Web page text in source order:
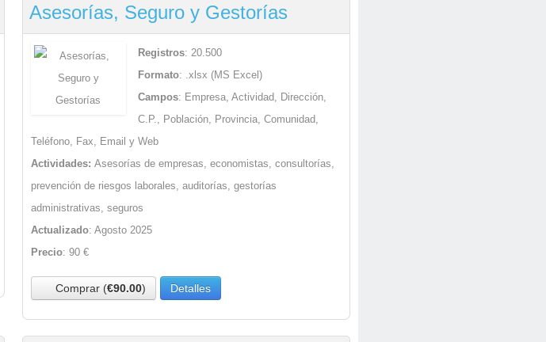
Asesorías, Seguro y Gestorías
Registros: 20.500
Formato: .xlsx (MS Excel)
Campos: Empresa, Actividad, Dirección,
C.P., Población, Provincia, Comunidad,
Teléfono, Fax, Email y Web
Actividades: Asesorías de empresas, economistas, consultorías,
prevención de riesgos laborales, auditorías, gestorías
administrativas, seguros
Actualizado: Agosto 2025
Precio: 90 €
Comprar (€90.00) Detalles